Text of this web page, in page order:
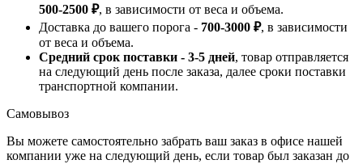
500-2500 ₽, в зависимости от веса и объема.
Доставка до вашего порога - 700-3000 ₽, в зависимости
от веса и объема.
Средний срок поставки - 3-5 дней, товар отправляется
на следующий день после заказа, далее сроки поставки
транспортной компании.
Самовывоз
Вы можете самостоятельно забрать ваш заказ в офисе нашей
компании уже на следующий день, если товар был заказан до